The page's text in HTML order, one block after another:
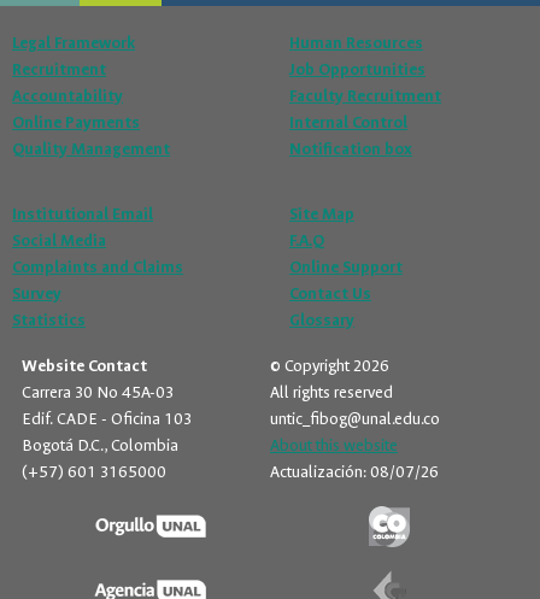
Legal Framework
Recruitment
Accountability
Online Payments
Quality Management
Human Resources
Job Opportunities
Faculty Recruitment
Internal Control
Notification box
Institutional Email
Social Media
Complaints and Claims
Survey
Statistics
Site Map
F.A.Q
Online Support
Contact Us
Glossary
Website Contact
Carrera 30 No 45A-03
Edif. CADE - Oficina 103
Bogotá D.C., Colombia
(+57) 601 3165000
© Copyright 2026
All rights reserved
untic_fibog@unal.edu.co
About this website
Actualización: 08/07/26